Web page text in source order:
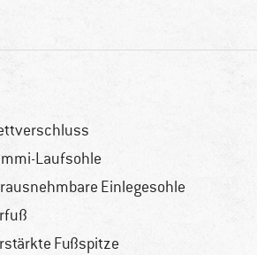
Laufsohle
Einlegesohle
Fußspitze